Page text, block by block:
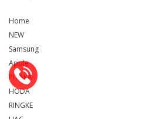
Home
NEW
Samsung
Apple
PITAKA
HODA
RINGKE